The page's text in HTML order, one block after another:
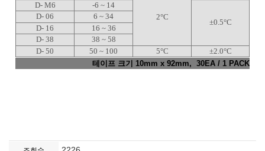
2°C
D- M6
-6 ~ 14
±0.5°C
D- 06
6 ~ 34
D- 16
16 ~ 36
D- 38
38 ~ 58
D- 50
50 ~ 100 5°C
±2.0°C
테이프 크기 10mm x 92mm, 30EA / 1 PACK